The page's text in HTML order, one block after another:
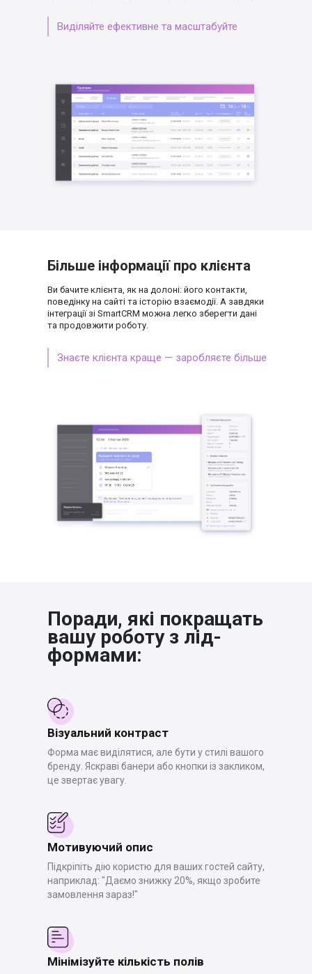
Виділяйте ефективне та масштабуйте
Більше інформації про клієнта
Ви бачите клієнта, як на долоні: його контакти,
поведінку на сайті та історію взаємодії. А завдяки
інтеграції зі SmartСRM можна легко зберегти дані
та продовжити роботу.
Знаєте клієнта краще — заробляєте більше
Поради, які покращать
вашу роботу з лід-
формами:
Візуальний контраст
Форма має виділятися, але бути у стилі вашого
бренду. Яскраві банери або кнопки із закликом,
це звертає увагу.
Мотивуючий опис
Підкріпіть дію користю для ваших гостей сайту,
наприклад: "Даємо знижку 20%, якщо зробите
замовлення зараз!"
Мінімізуйте кількість полів